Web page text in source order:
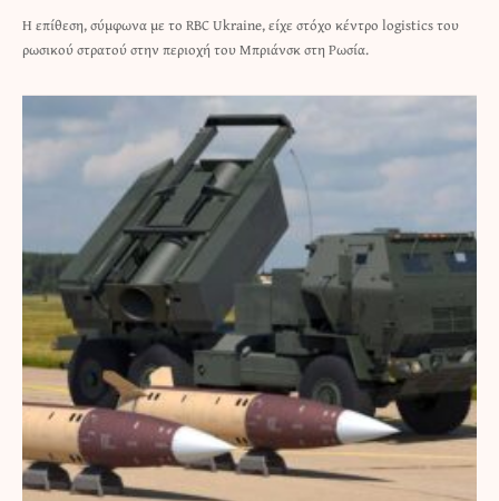
H επίθεση, σύμφωνα με το RBC Ukraine, είχε στόχο κέντρο logistics του
ρωσικού στρατού στην περιοχή του Μπριάνσκ στη Ρωσία.